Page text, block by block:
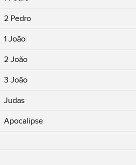
2 Pedro
1 João
2 João
3 João
Judas
Apocalipse